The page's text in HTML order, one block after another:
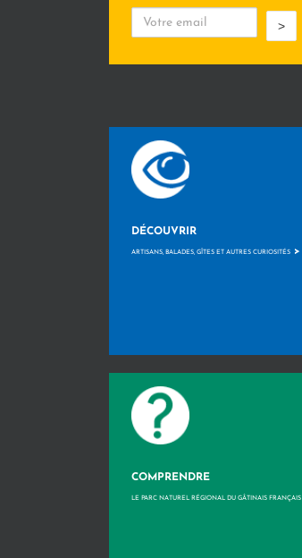
>
DÉCOUVRIR
ARTISANS, BALADES, GÎTES ET AUTRES CURIOSITÉS >
COMPRENDRE
LE PARC NATUREL RÉGIONAL DU GÂTINAIS FRANÇAIS